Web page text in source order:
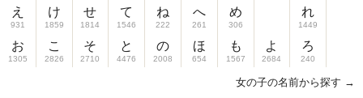
え
931
お
1305
け
1859
こ
2826
せ
1814
そ
2710
て
1546
と
4476
ね
222
の
2008
へ
261
ほ
654
め
306
も
1567
よ
2684
れ
1449
ろ
240
女の子の名前から探す →